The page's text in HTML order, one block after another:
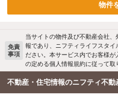
物件
免責
事項
当サイトの物件及び不動産会社
報であり、ニフティライフスタイ
ださい。本サービス内でお客様
の定める個人情報規約に従って取
不動産・住宅情報のニフティ不動